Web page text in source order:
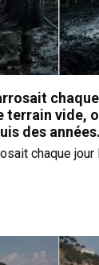
terrain vide,
des
chaque